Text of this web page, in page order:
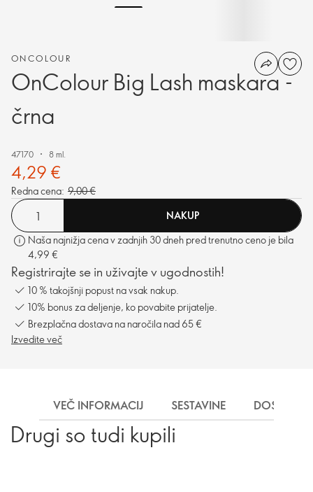
ONCOLOUR
OnColour Big Lash maskara -
črna
47170 8 ml.
4,29 €
Redna cena: 9,00 €
NAKUP
Naša najnižja cena v zadnjih 30 dneh pred trenutno ceno je bila
4,99 €
Registrirajte se in uživajte v ugodnostih!
10 % takojšnji popust na vsak nakup.
10% bonus za deljenje, ko povabite prijatelje.
Brezplačna dostava na naročila nad 65 €
Izvedite več
VEČ INFORMACIJ SESTAVINE DOSTAVA
Drugi so tudi kupili